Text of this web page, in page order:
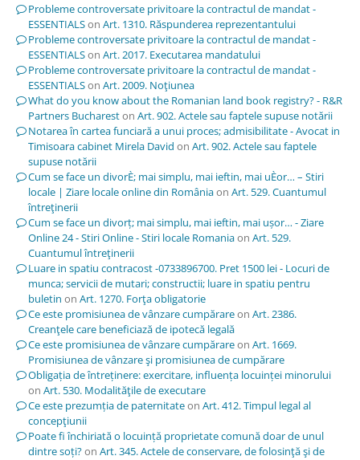
Probleme controversate privitoare la contractul de mandat -
ESSENTIALSon Art. 1310. Răspunderea reprezentantului
Probleme controversate privitoare la contractul de mandat -
ESSENTIALSon Art. 2017. Executarea mandatului
Probleme controversate privitoare la contractul de mandat -
ESSENTIALSon Art. 2009. Noţiunea
What do you know about the Romanian land book registry? - R&R
Partners Buchareston Art. 902. Actele sau faptele supuse notării
Notarea în cartea funciară a unui proces; admisibilitate - Avocat in
Timisoara cabinet Mirela David on Art. 902. Actele sau faptele
supuse notării
Cum se face un divorÈ; mai simplu, mai ieftin, mai uÈor… – Stiri
locale | Ziare locale online din Româniaon Art. 529. Cuantumul
întreţinerii
Cum se face un divorț; mai simplu, mai ieftin, mai ușor… - Ziare
Online 24 - Stiri Online - Stiri locale Romaniaon Art. 529.
Cuantumul întreţinerii
Luare in spatiu contracost -0733896700. Pret 1500 lei - Locuri de
munca; servicii de mutari; constructii; luare in spatiu pentru
buletin on Art. 1270. Forţa obligatorie
Ce este promisiunea de vânzare cumpărareon Art. 2386.
Creanţele care beneficiază de ipotecă legală
Ce este promisiunea de vânzare cumpărareon Art. 1669.
Promisiunea de vânzare şi promisiunea de cumpărare
Obligația de întreținere: exercitare, influența locuinței minorului
on Art. 530. Modalităţile de executare
Ce este prezumția de paternitateon Art. 412. Timpul legal al
concepţiunii
Poate fi închiriată o locuință proprietate comună doar de unul
dintre soți?on Art. 345. Actele de conservare, de folosinţă şi de